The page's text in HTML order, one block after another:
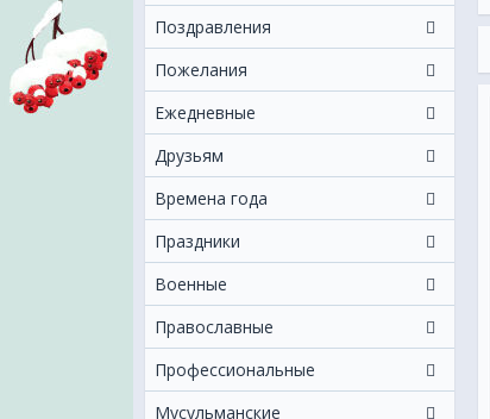
Поздравления
Пожелания
Ежeдневные
Друзьям
Времена года
Праздники
Военные
Православные
Профессиональные
Мусульманские